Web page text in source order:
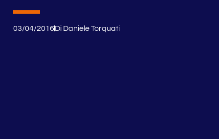
03/04/2016DiDaniele Torquati